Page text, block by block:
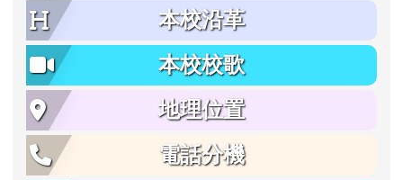
本校沿革
本校校歌
地理位置
電話分機